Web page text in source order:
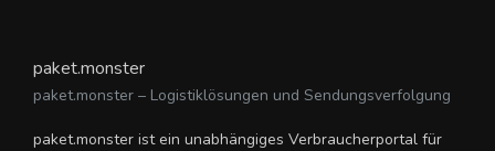
paket.monster
paket.monster – Logistiklösungen und Sendungsverfolgung
paket.monster ist ein unabhängiges Verbraucherportal für